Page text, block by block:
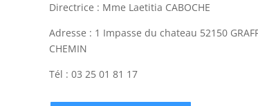
Directrice : Mme Laetitia CABOCHE
Adresse : 1 Impasse du chateau 52150
CHEMIN
Tél :03 25 01 81 17